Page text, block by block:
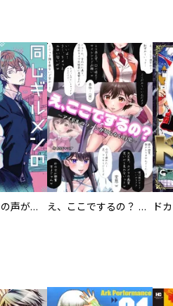
同じギルメンの声が好き え、ここでするの？ アイドルのファンが知らない日常